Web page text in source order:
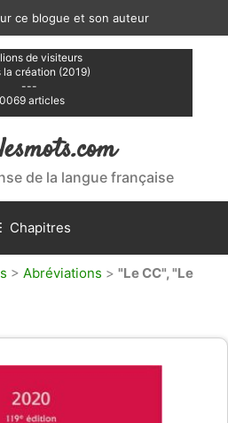
ce blogue et son auteur
de visiteurs
la création (2019)
---
articles
de la langue française
Chapitres
> Abréviations > "Le CC", "Le